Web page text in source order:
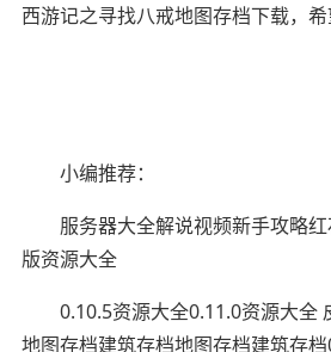
西游记之寻找八戒地图存档下载，希
小编推荐：
服务器大全解说视频新手攻略红
版资源大全
0.10.5资源大全0.11.0资源大全
地图存档建筑存档地图存档建筑存